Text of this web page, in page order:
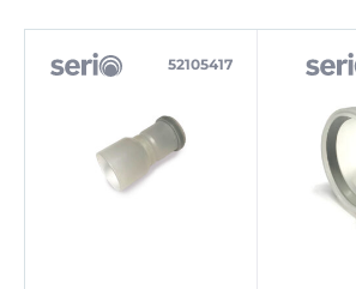
52105417